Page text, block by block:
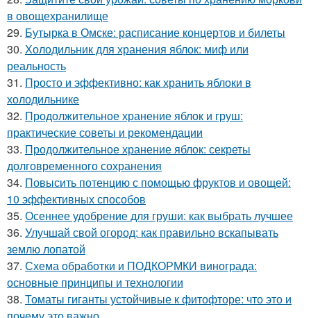
в овощехранилище
29. Бутырка в Омске: расписание концертов и билеты
30. Холодильник для хранения яблок: миф или
реальность
31. Просто и эффективно: как хранить яблоки в
холодильнике
32. Продолжительное хранение яблок и груш:
практические советы и рекомендации
33. Продолжительное хранение яблок: секреты
долговременного сохранения
34. Повысить потенцию с помощью фруктов и овощей:
10 эффективных способов
35. Осеннее удобрение для груши: как выбрать лучшее
36. Улучшай свой огород: как правильно вскапывать
землю лопатой
37. Схема обработки и ПОДКОРМКИ винограда:
основные принципы и технологии
38. Томаты гиганты устойчивые к фитофторе: что это и